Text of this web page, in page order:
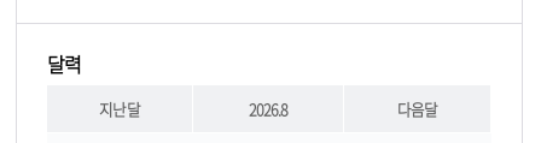
달력
지난달 2026.8 다음달